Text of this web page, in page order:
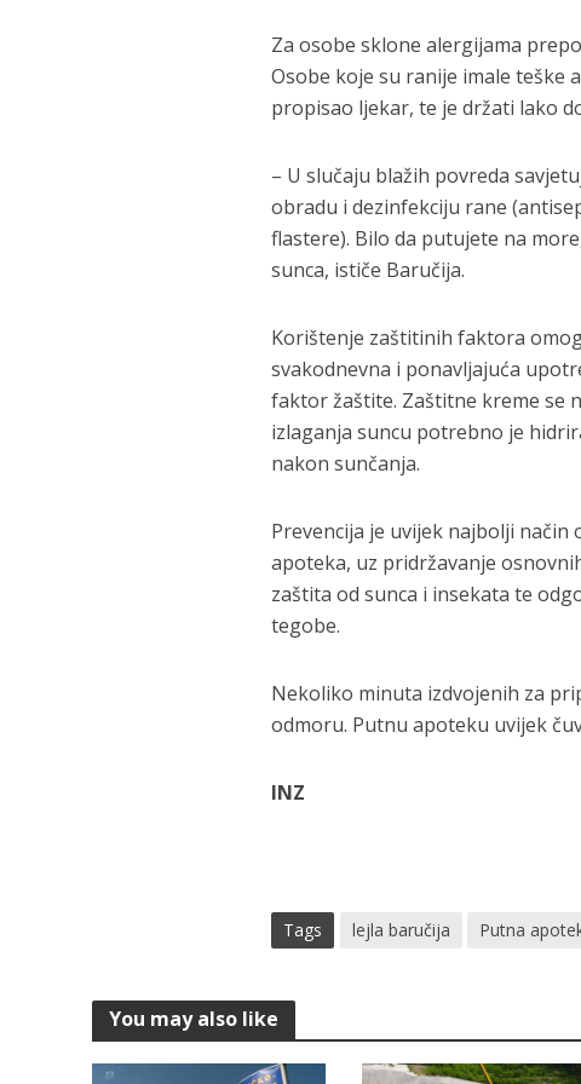
Za osobe sklone alergijama
Osobe koje su ranije imale teške
propisao ljekar, te je držati lako
– U slučaju blažih povreda
obradu i dezinfekciju rane
flastere). Bilo da putujete na
sunca, ističe Baručija.
Korištenje zaštitinih faktora
svakodnevna i ponavljajuća
faktor žaštite. Zaštitne kreme se
izlaganja suncu potrebno je
nakon sunčanja.
Prevencija je uvijek najbolji
apoteka, uz pridržavanje
zaštita od sunca i insekata te
tegobe.
Nekoliko minuta izdvojenih za
odmoru. Putnu apoteku uvijek
INZ
Tags lejla baručija Putna
You may also like